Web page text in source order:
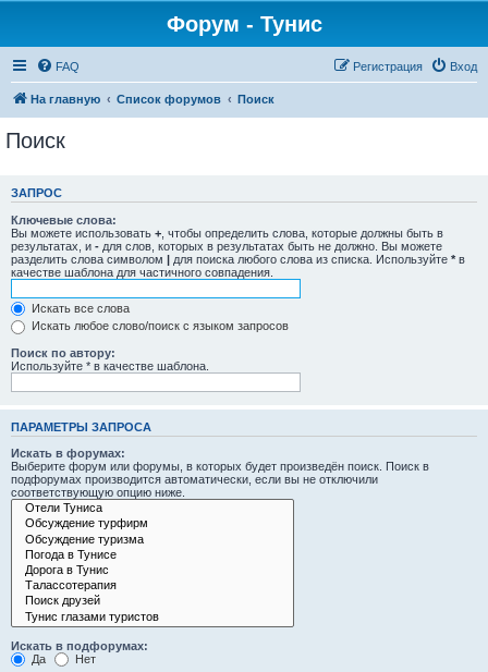
Форум - Тунис
FAQ Вход
Регистрация
На главную Список форумов Поиск
Поиск
ЗАПРОС
Ключевые слова:
Вы можете использовать + , чтобы определить слова, которые должны быть в
результатах, и - для слов, которых в результатах быть не должно. Вы можете
разделить слова символом | для поиска любого слова из списка. Используйте * в
качестве шаблона для частичного совпадения.
Искать все слова
Искать любое слово/поиск с языком запросов
Поиск по автору:
Используйте * в качестве шаблона.
ПАРАМЕТРЫ ЗАПРОСА
Искать в форумах:
Выберите форум или форумы, в которых будет произведён поиск. Поиск в
подфорумах производится автоматически, если вы не отключили
соответствующую опцию ниже.
Искать в подфорумах:
Да
Нет